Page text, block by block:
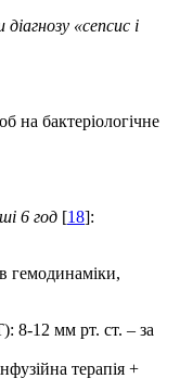
«сепсис і
на бактеріологічне
6 год [18]:
гемодинаміки,
8-12 мм рт. ст. – за
терапія +